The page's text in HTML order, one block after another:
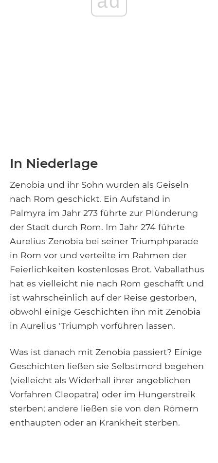
In Niederlage
Zenobia und ihr Sohn wurden als Geiseln
nach Rom geschickt. Ein Aufstand in
Palmyra im Jahr 273 führte zur Plünderung
der Stadt durch Rom. Im Jahr 274 führte
Aurelius Zenobia bei seiner Triumphparade
in Rom vor und verteilte im Rahmen der
Feierlichkeiten kostenloses Brot. Vaballathus
hat es vielleicht nie nach Rom geschafft und
ist wahrscheinlich auf der Reise gestorben,
obwohl einige Geschichten ihn mit Zenobia
in Aurelius 'Triumph vorführen lassen.
Was ist danach mit Zenobia passiert? Einige
Geschichten ließen sie Selbstmord begehen
(vielleicht als Widerhall ihrer angeblichen
Vorfahren Cleopatra) oder im Hungerstreik
sterben; andere ließen sie von den Römern
enthaupten oder an Krankheit sterben.